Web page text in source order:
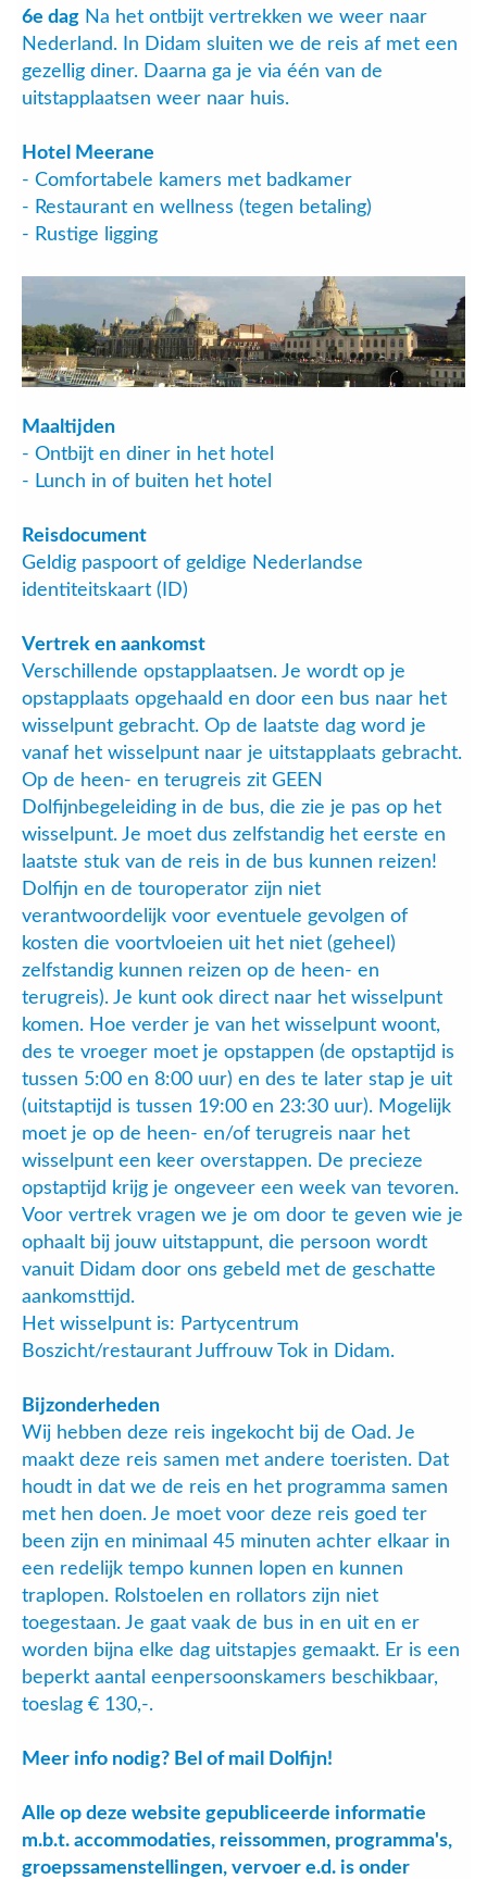
6e dag Na het ontbijt vertrekken we weer naar
Nederland. In Didam sluiten we de reis af met een
gezellig diner. Daarna ga je via één van de
uitstapplaatsen weer naar huis.
Hotel Meerane
- Comfortabele kamers met badkamer
- Restaurant en wellness (tegen betaling)
- Rustige ligging
Maaltijden
- Ontbijt en diner in het hotel
- Lunch in of buiten het hotel
Reisdocument
Geldig paspoort of geldige Nederlandse
identiteitskaart (ID)
Vertrek en aankomst
Verschillende opstapplaatsen. Je wordt op je
opstapplaats opgehaald en door een bus naar het
wisselpunt gebracht. Op de laatste dag word je
vanaf het wisselpunt naar je uitstapplaats gebracht.
Op de heen- en terugreis zit GEEN
Dolfijnbegeleiding in de bus, die zie je pas op het
wisselpunt. Je moet dus zelfstandig het eerste en
laatste stuk van de reis in de bus kunnen reizen!
Dolfijn en de touroperator zijn niet
verantwoordelijk voor eventuele gevolgen of
kosten die voortvloeien uit het niet (geheel)
zelfstandig kunnen reizen op de heen- en
terugreis). Je kunt ook direct naar het wisselpunt
komen. Hoe verder je van het wisselpunt woont,
des te vroeger moet je opstappen (de opstaptijd is
tussen 5:00 en 8:00 uur) en des te later stap je uit
(uitstaptijd is tussen 19:00 en 23:30 uur). Mogelijk
moet je op de heen- en/of terugreis naar het
wisselpunt een keer overstappen. De precieze
opstaptijd krijg je ongeveer een week van tevoren.
Voor vertrek vragen we je om door te geven wie je
ophaalt bij jouw uitstappunt, die persoon wordt
vanuit Didam door ons gebeld met de geschatte
aankomsttijd.
Het wisselpunt is: Partycentrum
Boszicht/restaurant Juffrouw Tok in Didam.
Bijzonderheden
Wij hebben deze reis ingekocht bij de Oad. Je
maakt deze reis samen met andere toeristen. Dat
houdt in dat we de reis en het programma samen
met hen doen. Je moet voor deze reis goed ter
been zijn en minimaal 45 minuten achter elkaar in
een redelijk tempo kunnen lopen en kunnen
traplopen. Rolstoelen en rollators zijn niet
toegestaan. Je gaat vaak de bus in en uit en er
worden bijna elke dag uitstapjes gemaakt. Er is een
beperkt aantal eenpersoonskamers beschikbaar,
toeslag € 130,-.
Meer info nodig? Bel of mail Dolfijn!
Alle op deze website gepubliceerde informatie
m.b.t. accommodaties, reissommen, programma's,
groepssamenstellingen, vervoer e.d. is onder